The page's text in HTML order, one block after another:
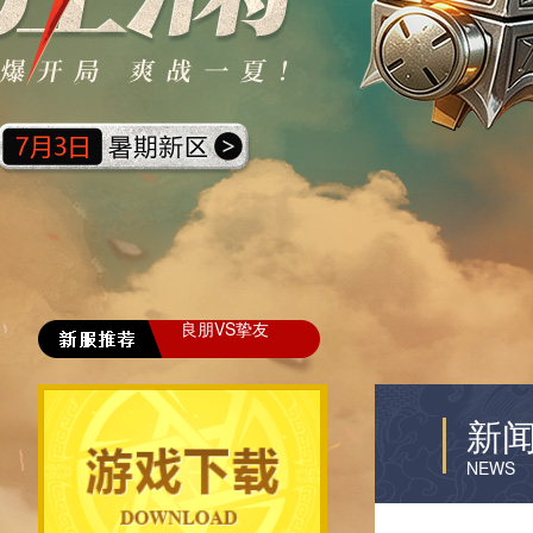
良朋VS挚友
新
NEWS